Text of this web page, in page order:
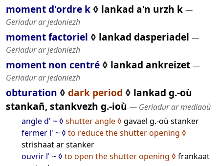
moment d'ordre k ◊ lankad a'n urzh k ―
Geriadur ar jedoniezh
moment factoriel ◊ lankad dasperiadel ―
Geriadur ar jedoniezh
moment non centré ◊ lankad ankreizet ―
Geriadur ar jedoniezh
obturation ◊ dark period ◊ lankad g.-où
stankañ, stankvezh g.-ioù ― Geriadur ar mediaoù
angle d' ~
shutter angle
gavael g.-où stanker
fermer l' ~
to reduce the shutter opening
strishaat ar stanker
ouvrir l' ~
to open the shutter opening
frankaat